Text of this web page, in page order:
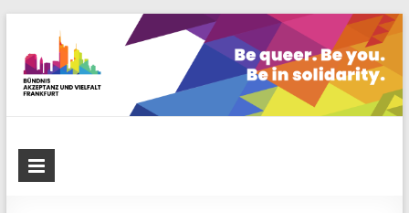
content
Bündnis Akzeptanz und Vielfalt